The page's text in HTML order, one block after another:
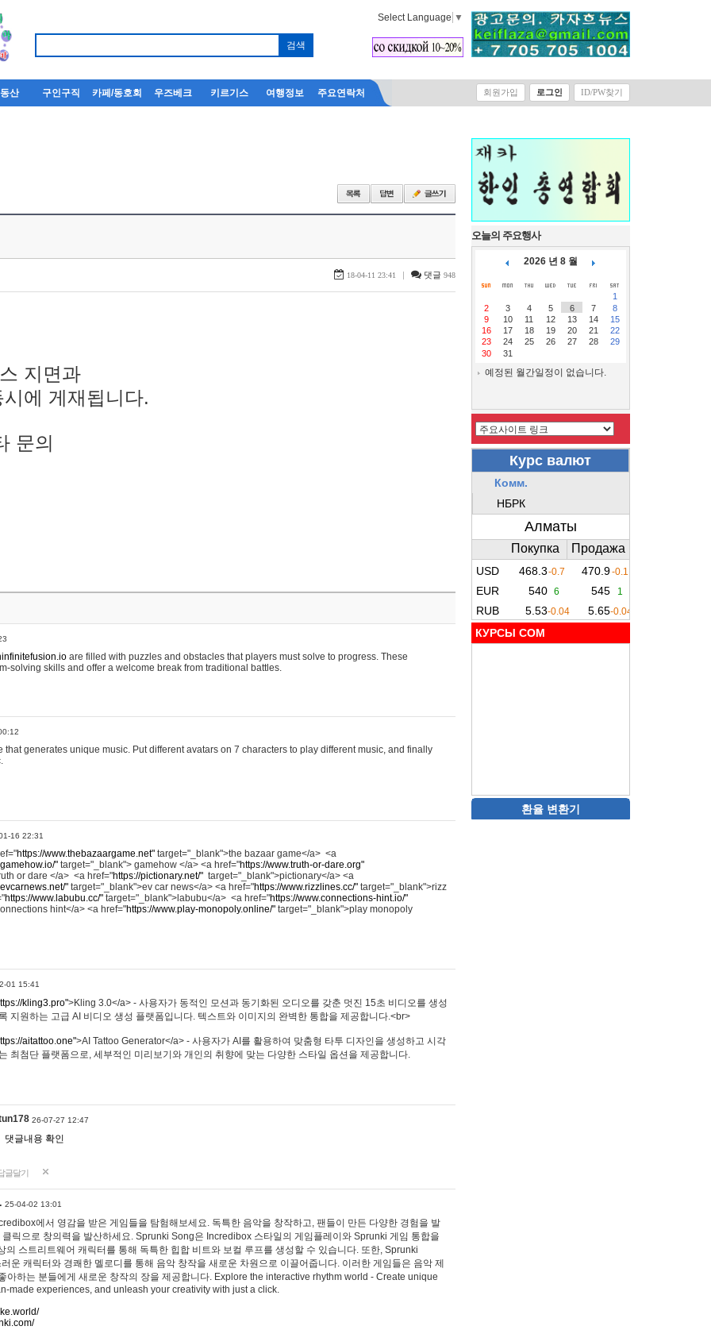
Select Language ▼
산 구인구직 카페/동호회 우즈베크 키르기스 여행정보 주요연락처 회원가입 로그인 ID/PW찾기
18-04-11 23:41 | 댓글 948
지면과
에 게재됩니다.
문의
are filled with puzzles and obstacles that players must solve to progress. These
solving skills and offer a welcome break from traditional battles.
that generates unique music. Put different avatars on 7 characters to play different music, and finally
16 22:31
https://www.thebazaargame.net" target="_blank">the bazaar game</a> <a
" target="_blank"> gamehow </a> <a href="https://www.truth-or-dare.org"
or dare </a> <a href="https://pictionary.net/" target="_blank">pictionary</a> <a
" target="_blank">ev car news</a> <a href="https://www.rizzlines.cc/" target="_blank">rizz
https://www.labubu.cc/" target="_blank">labubu</a> <a href="https://www.connections-hint.io/"
hint</a> <a href="https://www.play-monopoly.online/" target="_blank">play monopoly
01 15:41
kling3.pro">Kling 3.0</a> - 사용자가 동적인 모션과 동기화된 오디오를 갖춘 멋진 15초 비디오를 생성
지원하는 고급 AI 비디오 생성 플랫폼입니다. 텍스트와 이미지의 완벽한 통합을 제공합니다.<br>
aitattoo.one">AI Tattoo Generator</a> - 사용자가 AI를 활용하여 맞춤형 타투 디자인을 생성하고 시각
최첨단 플랫폼으로, 세부적인 미리보기와 개인의 취향에 맞는 다양한 스타일 옵션을 제공합니다.
26-07-27 12:47
댓글내용 확인
글달기
25-04-02 13:01
에서 영감을 받은 게임들을 탐험해보세요. 독특한 음악을 창작하고, 팬들이 만든 다양한 경험을 발
클릭으로 창의력을 발산하세요. Sprunki Song은 Incredibox 스타일의 게임플레이와 Sprunki 게임 통합을
의 스트리트웨어 캐릭터를 통해 독특한 힙합 비트와 보컬 루프를 생성할 수 있습니다. 또한, Sprunki
운 캐릭터와 경쾌한 멜로디를 통해 음악 창작을 새로운 차원으로 이끌어줍니다. 이러한 게임들은 음악 제
아하는 분들에게 새로운 창작의 장을 제공합니다. Explore the interactive rhythm world - Create unique
made experiences, and unleash your creativity with just a click.
오늘의 주요행사
2026 년 8 월
1
2
3 4 5 6 7
8
9
10 11 12 13 14
15
16
17 18 19 20 21
22
23
24 25 26 27 28
29
30
31
예정된 월간일정이 없습니다.
КУРСЫ COM
환율 변환기